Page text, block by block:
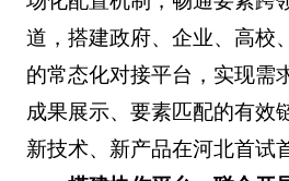
道，搭建政府、企业、高校
的常态化对接平台，实现需
成果展示、要素匹配的有效
新技术、新产品在河北首试